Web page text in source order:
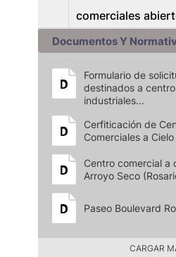
comerciales
Documentos Y
Formulario de
destinados a
industriales...
Cerfiticación de
Comerciales a
Centro comercial a
Arroyo Seco
Paseo Boulevard
CARGAR